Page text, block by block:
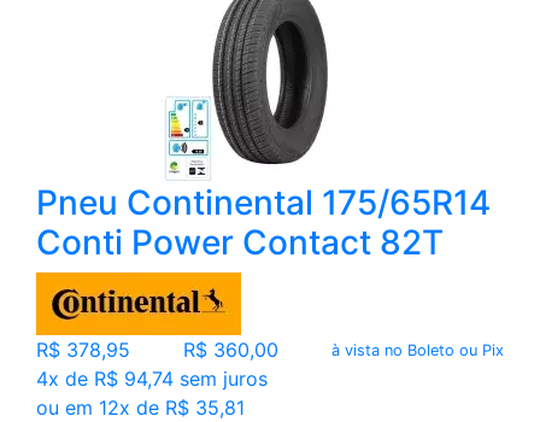
Pneu Continental 175/65R14
Conti Power Contact 82T
R$ 378,95 R$ 360,00 à vista no Boleto ou Pix
4x de R$ 94,74 sem juros
ou em 12x de R$ 35,81